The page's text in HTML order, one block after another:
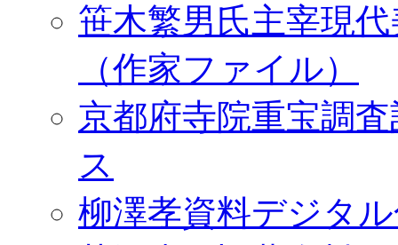
笹木繁男氏主宰現
（作家ファイル）
京都府寺院重宝調
ス
柳澤孝資料デジタ